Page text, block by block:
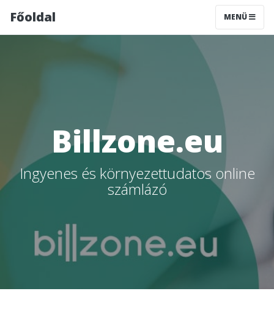
Főoldal MENÜ
Billzone.eu
Ingyenes és környezettudatos online
számlázó